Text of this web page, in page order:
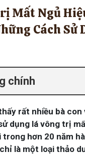
Mất Ngủ
Cách Sử
chính
rất nhiều bà con
dụng lá vông trị
hơn 20 năm
là một loại thảo